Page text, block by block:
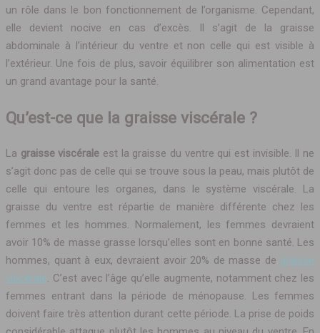
un rôle dans le bon fonctionnement de l’organisme. Cependant,
elle devient nocive en cas d’excès. Il s’agit de la graisse
abdominale à l’intérieur du ventre et non celle qui est visible à
l’extérieur. Une fois de plus, savoir équilibrer son alimentation est
un grand avantage pour la santé.
Qu’est-ce que la graisse viscérale ?
La graisse viscérale est la graisse du ventre qui est invisible. Il ne
s’agit donc pas de celle qui se trouve sous la peau, mais plutôt de
celle qui entoure les organes, dans le système viscérale. La
graisse du ventre est répartie de manière différente chez les
femmes et les hommes. Normalement, les femmes devraient
avoir 10% de masse grasse lorsqu’elles sont en bonne santé. Les
hommes, quant à eux, devraient avoir 20% de masse de graisse
viscérale . C’est avec l’âge qu’elle augmente, notamment chez les
femmes entrant dans la période de ménopause. Les femmes
doivent faire très attention durant cette période. La prise de poids